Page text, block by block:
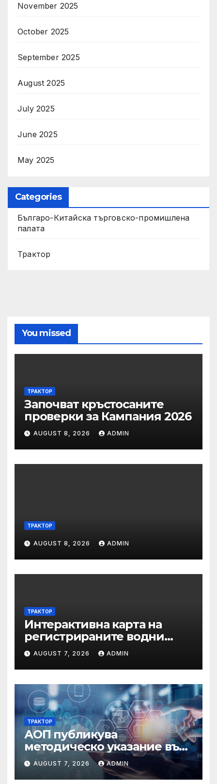
November 2025
October 2025
September 2025
August 2025
July 2025
June 2025
May 2025
Categories
Българо-Китайска търговско-промишлена
палата
Трактор
You missed
ТРАКТОР
Започват кръстосаните
проверки за Кампания 2026
AUGUST 8, 2026 ADMIN
ТРАКТОР
AUGUST 8, 2026 ADMIN
ТРАКТОР
Интерактивна карта на
регистрираните водни
бази по Черноморието за
летния сезон на 2026 г.
AUGUST 7, 2026 ADMIN
ТРАКТОР
АОП публикува
методическо указание във
връзка с промени в
основанията за
AUGUST 7, 2026 ADMIN